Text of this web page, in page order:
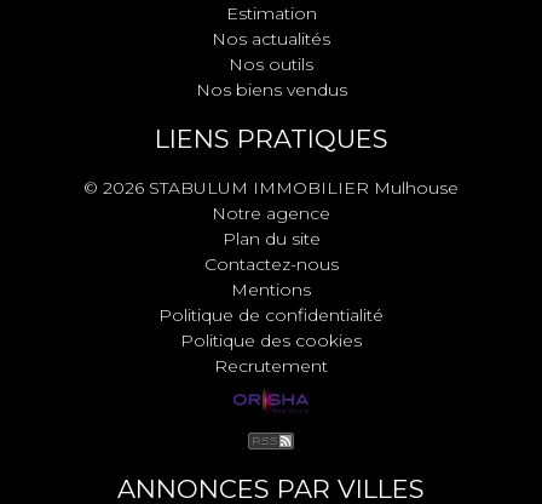
Estimation
Nos actualités
Nos outils
Nos biens vendus
LIENS PRATIQUES
© 2026 STABULUM IMMOBILIER Mulhouse
Notre agence
Plan du site
Contactez-nous
Mentions
Politique de confidentialité
Politique des cookies
Recrutement
ANNONCES PAR VILLES